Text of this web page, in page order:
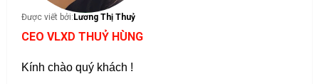
Được viết bởi:Lương Thị Thuỷ
CEO VLXD THUỶ HÙNG
Kính chào quý khách !